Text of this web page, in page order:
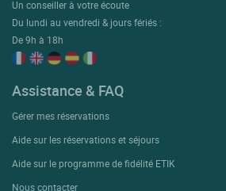
Un conseiller à votre écoute
Du lundi au vendredi & jours fériés :
De 9h à 18h
Assistance & FAQ
Gérer mes réservations
Aide sur les réservations et séjours
Aide sur le programme de fidélité ETIK
Nous contacter